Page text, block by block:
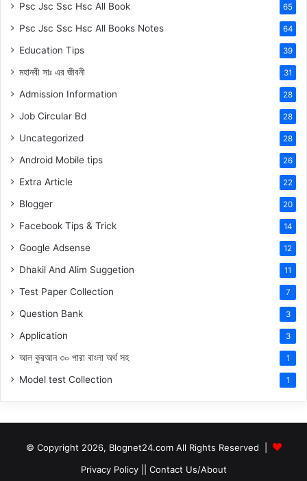
Psc Jsc Ssc Hsc All Book 65
Psc Jsc Ssc Hsc All Books Notes 64
Education Tips 39
মহানবী সাঃ এর জীবনী 31
Admission Information 28
Job Circular Bd 28
Uncategorized 28
Android Mobile tips 26
Extra Article 22
Blogger 20
Facebook Tips & Trick 14
Google Adsense 12
Dhakil And Alim Suggetion 11
Test Paper Collection 7
Question Bank 3
Application 3
আল কুরআন ৩০ পারা বাংলা অর্থ সহ 1
Model test Collection 1
© Copyright 2026, Blognet24.com All Rights Reserved |
Privacy Policy|| Contact Us/About